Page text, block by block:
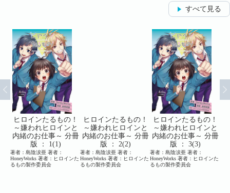
すべて見る
ヒロインたるもの！
～嫌われヒロインと
内緒のお仕事～ 分冊
版 ： 1(1)
著者：島陰涙亜 著者：
HoneyWorks 著者：ヒロインた
るもの製作委員会
ヒロインたるもの！
～嫌われヒロインと
内緒のお仕事～ 分冊
版 ： 2(2)
著者：島陰涙亜 著者：
HoneyWorks 著者：ヒロインた
るもの製作委員会
ヒロインたるもの！
～嫌われヒロインと
内緒のお仕事～ 分冊
版 ： 3(3)
著者：島陰涙亜 著者：
HoneyWorks 著者：ヒロインた
るもの製作委員会